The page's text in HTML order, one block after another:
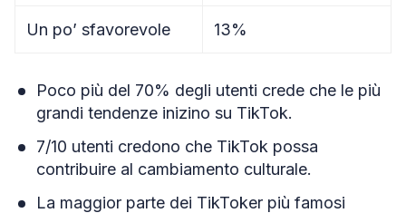
Un po’ sfavorevole 13%
Poco più del 70% degli utenti crede che le più
grandi tendenze inizino su TikTok.
7/10 utenti credono che TikTok possa
contribuire al cambiamento culturale.
La maggior parte dei TikToker più famosi